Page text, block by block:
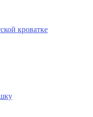
кроватке